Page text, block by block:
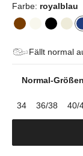
Farbe: royalblau
Fällt normal
Normal-Größen
34 36/38 40/